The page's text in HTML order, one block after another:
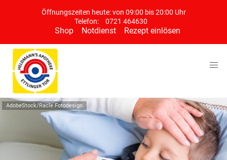
Öffnungszeiten heute: von 09:00 bis 20:00 Uhr
Telefon:
0721 464630
Shop Notdienst Rezept einlösen
AdobeStock/Racle Fotodesign